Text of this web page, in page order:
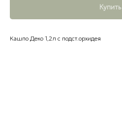
Купить
Кашпо Деко 1,2л с подст.орхидея